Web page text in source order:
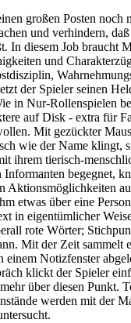
großen Posten noch
und verhindern,
In diesem Job braucht
und
der Spieler seinen
in Nur-Rollenspielen
auf Disk - extra für
Mit gezückter
wie der Name klingt,
ihrem tierisch-
Informanten begegnet,
Aktionsmöglichkeiten
etwas über eine
in eigentümlicher
rote Wörter;
Mit der Zeit sammelt
einem Notizfenster
klickt der Spieler
über diesen Punkt.
werden mit der